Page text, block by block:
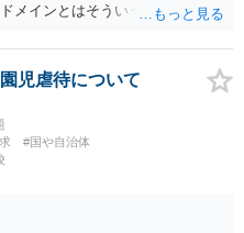
メインとはそういう意味です。
児虐待について
#国や自治体